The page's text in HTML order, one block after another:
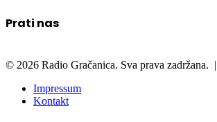
Prati nas
© 2026 Radio Gračanica. Sva prava zadržana. |
Impressum
Kontakt